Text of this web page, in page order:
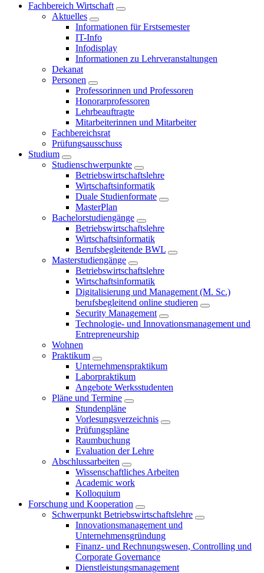
Fachbereich Wirtschaft
Aktuelles
Informationen für Erstsemester
IT-Info
Infodisplay
Informationen zu Lehrveranstaltungen
Dekanat
Personen
Professorinnen und Professoren
Honorarprofessoren
Lehrbeauftragte
Mitarbeiterinnen und Mitarbeiter
Fachbereichsrat
Prüfungsausschuss
Studium
Studienschwerpunkte
Betriebswirtschaftslehre
Wirtschaftsinformatik
Duale Studienformate
MasterPlan
Bachelorstudiengänge
Betriebswirtschaftslehre
Wirtschaftsinformatik
Berufsbegleitende BWL
Masterstudiengänge
Betriebswirtschaftslehre
Wirtschaftsinformatik
Digitalisierung und Management (M. Sc.)
berufsbegleitend online studieren
Security Management
Technologie- und Innovationsmanagement und
Entrepreneurship
Wohnen
Praktikum
Unternehmenspraktikum
Laborpraktikum
Angebote Werksstudenten
Pläne und Termine
Stundenpläne
Vorlesungsverzeichnis
Prüfungspläne
Raumbuchung
Evaluation der Lehre
Abschlussarbeiten
Wissenschaftliches Arbeiten
Academic work
Kolloquium
Forschung und Kooperation
Schwerpunkt Betriebswirtschaftslehre
Innovationsmanagement und
Unternehmensgründung
Finanz- und Rechnungswesen, Controlling und
Corporate Governance
Dienstleistungsmanagement